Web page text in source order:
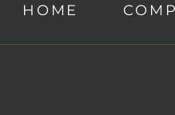
HOME